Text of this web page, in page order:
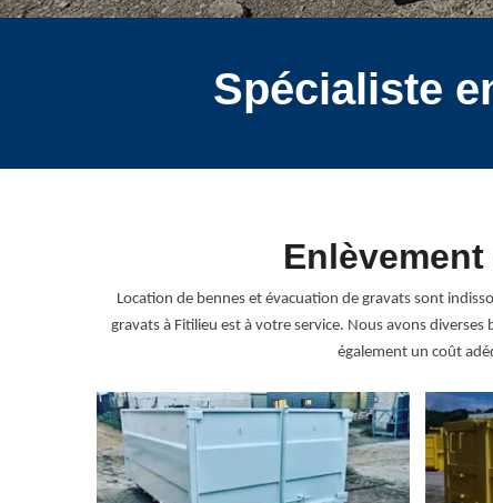
Spécialiste
Location de bennes et évacuation de gravats sont
gravats à Fitilieu est à votre service. Nous avons
également un coût